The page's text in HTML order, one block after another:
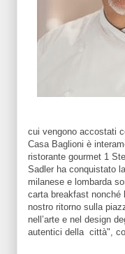
cui vengono accostati
Casa Baglioni è
ristorante gourmet 1
Sadler ha conquistato
milanese e lombarda
carta breakfast nonché
nostro ritorno sulla
nell’arte e nel design
autentici della città",